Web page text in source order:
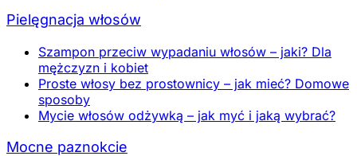
Pielęgnacja włosów
Szampon przeciw wypadaniu włosów – jaki? Dla
mężczyzn i kobiet
Proste włosy bez prostownicy – jak mieć? Domowe
sposoby
Mycie włosów odżywką – jak myć i jaką wybrać?
Mocne paznokcie